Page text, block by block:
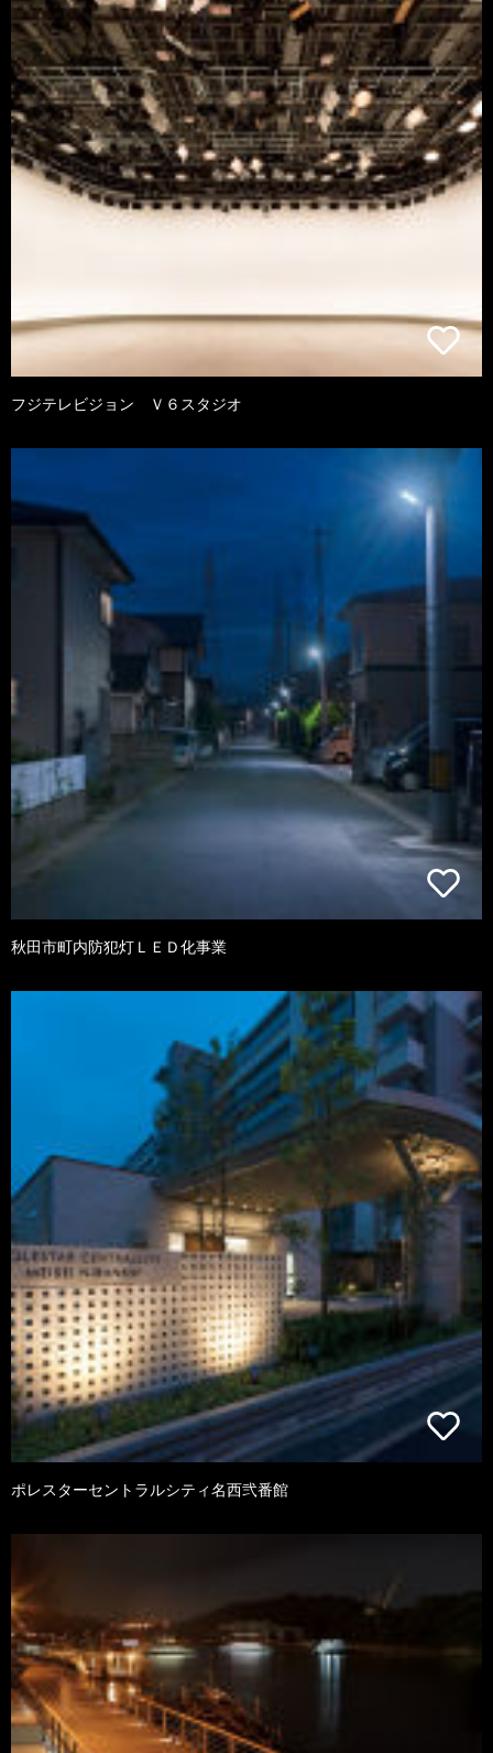
フジテレビジョン Ｖ６スタジオ
秋田市町内防犯灯ＬＥＤ化事業
ポレスターセントラルシティ名西弐番館